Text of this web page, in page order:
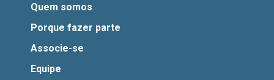
Quem somos
Porque fazer parte
Associe-se
Equipe